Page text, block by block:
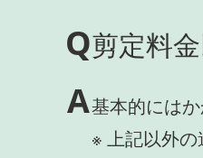
Q剪定料
A基本的には
※ 上記以外の